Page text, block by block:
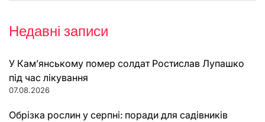
Недавні записи
У Кам’янському помер солдат Ростислав Лупашко
під час лікування
07.08.2026
Обрізка рослин у серпні: поради для садівників